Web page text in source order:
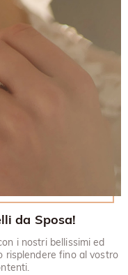
da Sposa!
i nostri bellissimi ed
risplendere fino al vostro